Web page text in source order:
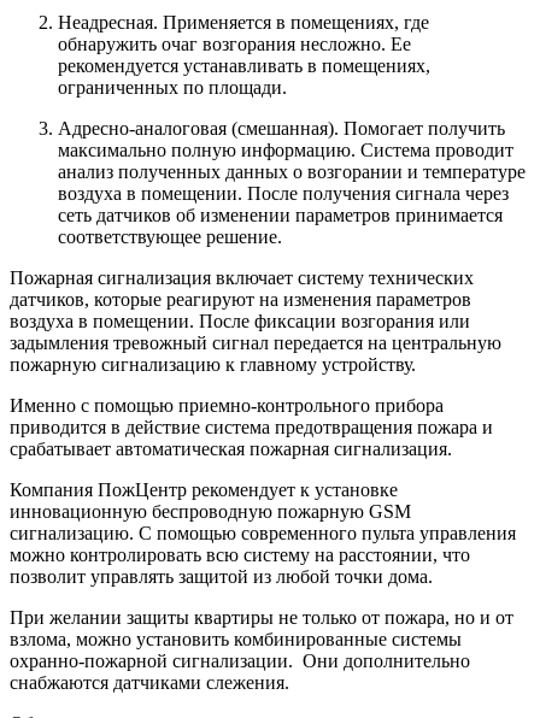
Неадресная. Применяется в помещениях, где
обнаружить очаг возгорания несложно. Ее
рекомендуется устанавливать в помещениях,
ограниченных по площади.
Адресно-аналоговая (смешанная). Помогает получить
максимально полную информацию. Система проводит
анализ полученных данных о возгорании и температуре
воздуха в помещении. После получения сигнала через
сеть датчиков об изменении параметров принимается
соответствующее решение.
Пожарная сигнализация включает систему технических
датчиков, которые реагируют на изменения параметров
воздуха в помещении. После фиксации возгорания или
задымления тревожный сигнал передается на центральную
пожарную сигнализацию к главному устройству.
Именно с помощью приемно-контрольного прибора
приводится в действие система предотвращения пожара и
срабатывает автоматическая пожарная сигнализация.
Компания ПожЦентр рекомендует к установке
инновационную беспроводную пожарную GSM
сигнализацию. С помощью современного пульта управления
можно контролировать всю систему на расстоянии, что
позволит управлять защитой из любой точки дома.
При желании защиты квартиры не только от пожара, но и от
взлома, можно установить комбинированные системы
охранно-пожарной сигнализации. Они дополнительно
снабжаются датчиками слежения.